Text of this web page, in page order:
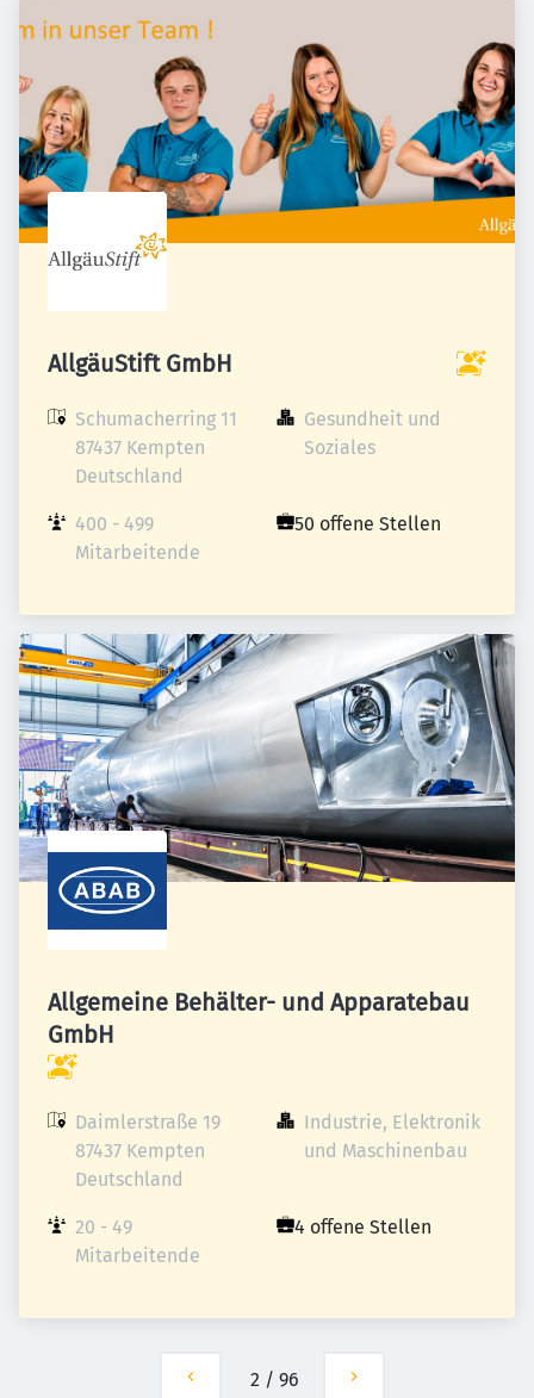
AllgäuStift GmbH
Schumacherring 11
87437 Kempten
Deutschland
Gesundheit und
Soziales
400 - 499
Mitarbeitende
50 offene Stellen
Allgemeine Behälter- und Apparatebau
GmbH
Daimlerstraße 19
87437 Kempten
Deutschland
Industrie, Elektronik
und Maschinenbau
20 - 49
Mitarbeitende
4 offene Stellen
2 / 96